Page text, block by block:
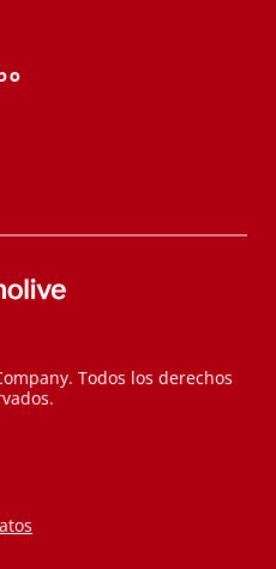
Todos los derechos